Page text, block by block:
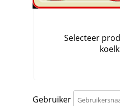
Gebruiker